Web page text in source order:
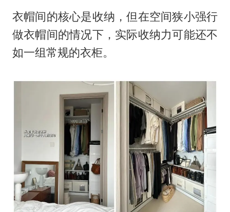
衣帽间的核心是收纳，但在空间狭小强行
做衣帽间的情况下，实际收纳力可能还不
如一组常规的衣柜。